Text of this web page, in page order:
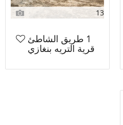
13
1 طريق الشاطئ
قرية التريه بنغازي